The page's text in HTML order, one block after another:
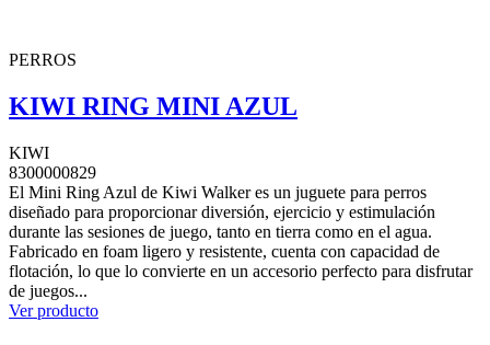
PERROS
KIWI RING MINI AZUL
KIWI
8300000829
El Mini Ring Azul de Kiwi Walker es un juguete para perros
diseñado para proporcionar diversión, ejercicio y estimulación
durante las sesiones de juego, tanto en tierra como en el agua.
Fabricado en foam ligero y resistente, cuenta con capacidad de
flotación, lo que lo convierte en un accesorio perfecto para disfrutar
de juegos...
Ver producto